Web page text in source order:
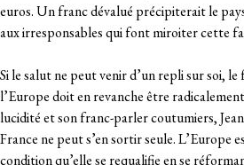
euros. Un franc dévalué précipiterait le
aux irresponsables qui font miroiter cette
Si le salut ne peut venir d’un repli sur soi,
l’Europe doit en revanche être
lucidité et son franc-parler coutumiers,
France ne peut s’en sortir seule. L’Europe
condition qu’elle se requalifie en se